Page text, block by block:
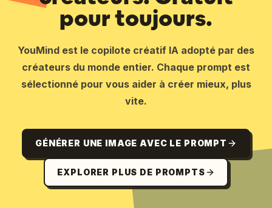
pour toujours.
YouMind est le copilote créatif IA adopté par des
créateurs du monde entier. Chaque prompt est
sélectionné pour vous aider à créer mieux, plus
vite.
GÉNÉRER UNE IMAGE AVEC LE PROMPT
EXPLORER PLUS DE PROMPTS